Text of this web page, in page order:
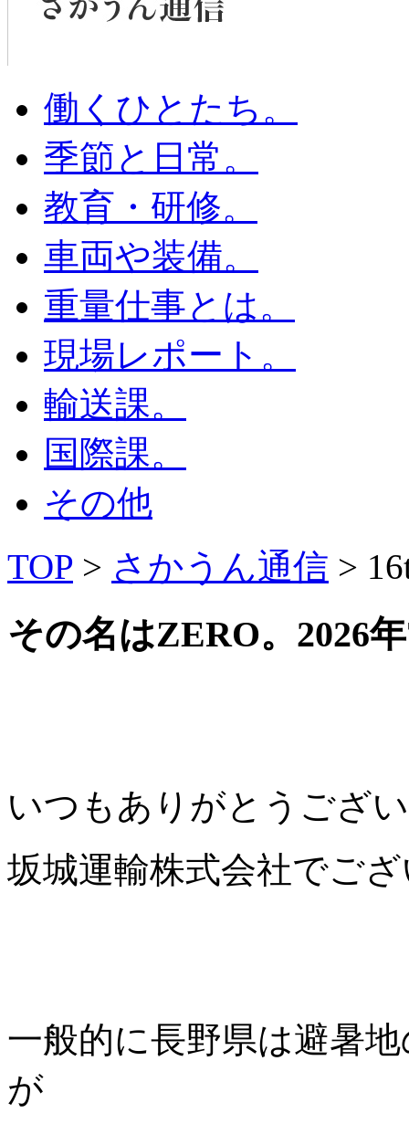
働くひとたち。
季節と日常。
教育・研修。
車両や装備。
重量仕事とは。
現場レポート。
輸送課。
国際課。
その他
TOP > さかうん通信 >
その名はZERO。 2026
いつもありがとうござ
坂城運輸株式会社でご
一般的に長野県は避暑
が